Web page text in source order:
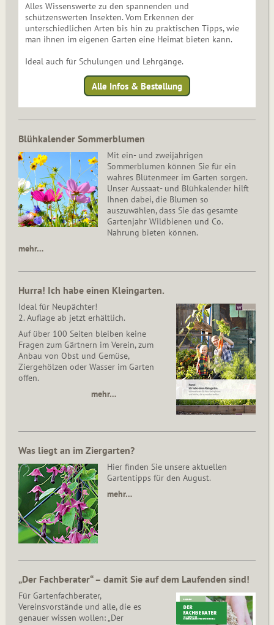
Alles Wissenswerte zu den spannenden und
schützenswerten Insekten. Vom Erkennen der
unterschiedlichen Arten bis hin zu praktischen Tipps, wie
man ihnen im eigenen Garten eine Heimat bieten kann.
Ideal auch für Schulungen und Lehrgänge.
Alle Infos & Bestellung
Blühkalender Sommerblumen
Mit ein- und zweijährigen
Sommerblumen können Sie für ein
wahres Blütenmeer im Garten sorgen.
Unser Aussaat- und Blühkalender hilft
Ihnen dabei, die Blumen so
auszuwählen, dass Sie das gesamte
Gartenjahr Wildbienen und Co.
Nahrung bieten können.
mehr…
Hurra! Ich habe einen Kleingarten.
Ideal für Neupächter!
2. Auflage ab jetzt erhältlich.
Auf über 100 Seiten bleiben keine
Fragen zum Gärtnern im Verein, zum
Anbau von Obst und Gemüse,
Ziergehölzen oder Wasser im Garten
offen.
mehr…
Was liegt an im Ziergarten?
Hier finden Sie unsere aktuellen
Gartentipps für den August.
mehr…
„Der Fachberater“ – damit Sie auf dem Laufenden sind!
Für Gartenfachberater,
Vereinsvorstände und alle, die es
genauer wissen wollen: „Der